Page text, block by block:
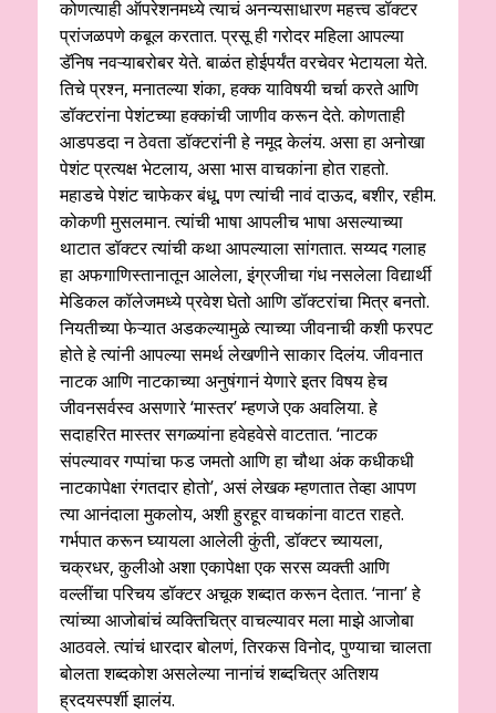
कोणत्याही ऑपरेशनमध्ये त्याचं अनन्यसाधारण महत्त्व डॉक्टर
प्रांजळपणे कबूल करतात. प्रसू ही गरोदर महिला आपल्या
डॅनिष नवऱ्याबरोबर येते. बाळंत होईपर्यंत वरचेवर भेटायला येते.
तिचे प्रश्न, मनातल्या शंका, हक्क याविषयी चर्चा करते आणि
डॉक्टरांना पेशंटच्या हक्कांची जाणीव करून देते. कोणताही
आडपडदा न ठेवता डॉक्टरांनी हे नमूद केलंय. असा हा अनोखा
पेशंट प्रत्यक्ष भेटलाय, असा भास वाचकांना होत राहतो.
महाडचे पेशंट चाफेकर बंधू, पण त्यांची नावं दाऊद, बशीर, रहीम.
कोकणी मुसलमान. त्यांची भाषा आपलीच भाषा असल्याच्या
थाटात डॉक्टर त्यांची कथा आपल्याला सांगतात. सय्यद गलाह
हा अफगाणिस्तानातून आलेला, इंग्रजीचा गंध नसलेला विद्यार्थी
मेडिकल कॉलेजमध्ये प्रवेश घेतो आणि डॉक्टरांचा मित्र बनतो.
नियतीच्या फेऱ्यात अडकल्यामुळे त्याच्या जीवनाची कशी फरपट
होते हे त्यांनी आपल्या समर्थ लेखणीने साकार दिलंय. जीवनात
नाटक आणि नाटकाच्या अनुषंगानं येणारे इतर विषय हेच
जीवनसर्वस्व असणारे ‘मास्तर’ म्हणजे एक अवलिया. हे
सदाहरित मास्तर सगळ्यांना हवेहवेसे वाटतात. ‘नाटक
संपल्यावर गप्पांचा फड जमतो आणि हा चौथा अंक कधीकधी
नाटकापेक्षा रंगतदार होतो’, असं लेखक म्हणतात तेव्हा आपण
त्या आनंदाला मुकलोय, अशी हुरहूर वाचकांना वाटत राहते.
गर्भपात करून घ्यायला आलेली कुंती, डॉक्टर च्यायला,
चक्रधर, कुलीओ अशा एकापेक्षा एक सरस व्यक्ती आणि
वल्लींचा परिचय डॉक्टर अचूक शब्दात करून देतात. ‘नाना’ हे
त्यांच्या आजोबांचं व्यक्तिचित्र वाचल्यावर मला माझे आजोबा
आठवले. त्यांचं धारदार बोलणं, तिरकस विनोद, पुण्याचा चालता
बोलता शब्दकोश असलेल्या नानांचं शब्दचित्र अतिशय
ह्रदयस्पर्शी झालंय.